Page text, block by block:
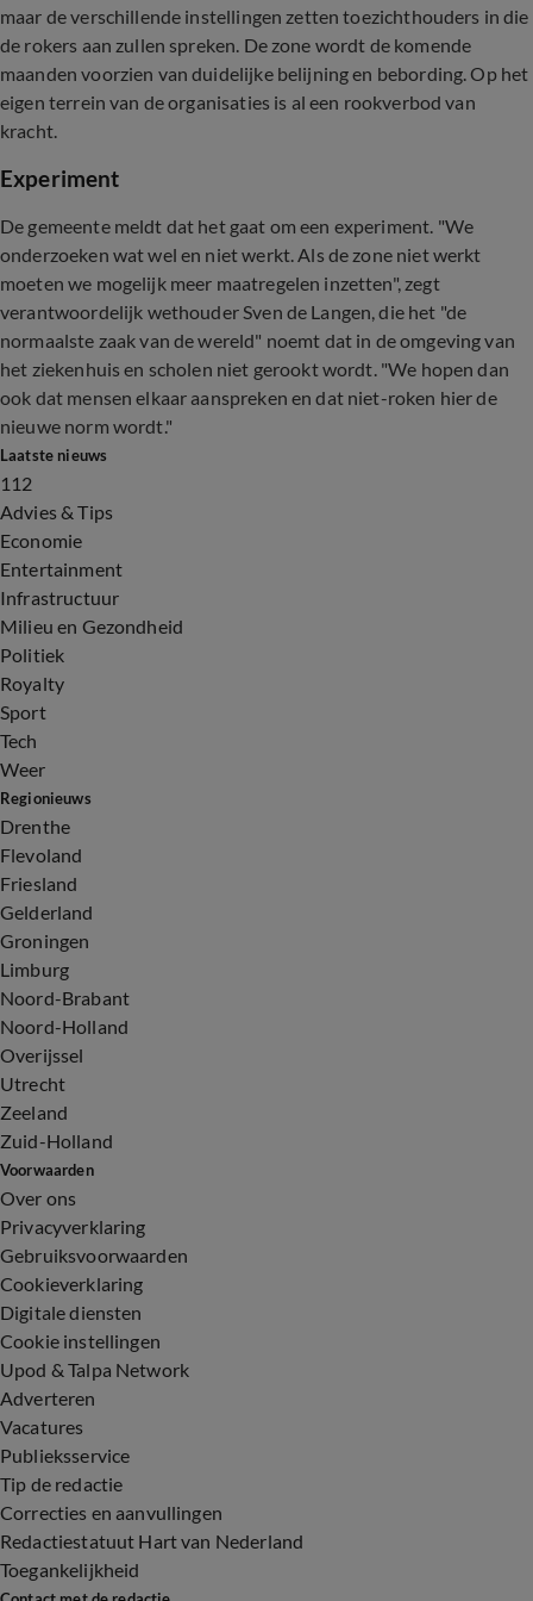
maar de verschillende instellingen zetten toezichthouders in die
de rokers aan zullen spreken. De zone wordt de komende
maanden voorzien van duidelijke belijning en bebording. Op het
eigen terrein van de organisaties is al een rookverbod van
kracht.
Experiment
De gemeente meldt dat het gaat om een experiment. "We
onderzoeken wat wel en niet werkt. Als de zone niet werkt
moeten we mogelijk meer maatregelen inzetten", zegt
verantwoordelijk wethouder Sven de Langen, die het "de
normaalste zaak van de wereld" noemt dat in de omgeving van
het ziekenhuis en scholen niet gerookt wordt. "We hopen dan
ook dat mensen elkaar aanspreken en dat niet-roken hier de
nieuwe norm wordt."
Laatste nieuws
112
Advies & Tips
Economie
Entertainment
Infrastructuur
Milieu en Gezondheid
Politiek
Royalty
Sport
Tech
Weer
Regionieuws
Drenthe
Flevoland
Friesland
Gelderland
Groningen
Limburg
Noord-Brabant
Noord-Holland
Overijssel
Utrecht
Zeeland
Zuid-Holland
Voorwaarden
Over ons
Privacyverklaring
Gebruiksvoorwaarden
Cookieverklaring
Digitale diensten
Cookie instellingen
Upod & Talpa Network
Adverteren
Vacatures
Publieksservice
Tip de redactie
Correcties en aanvullingen
Redactiestatuut Hart van Nederland
Toegankelijkheid